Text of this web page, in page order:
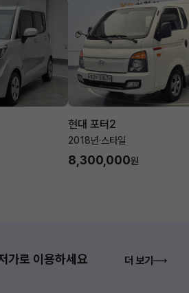
현대 포터2
2018년·스타일
8,300,000원
가로 이용하세요 더 보기